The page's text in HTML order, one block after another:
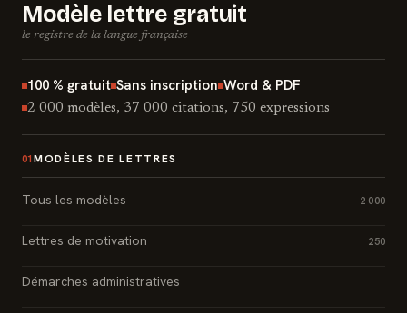
Modèle lettre gratuit
le registre de la langue française
100 % gratuit Sans inscription Word & PDF
2 000 modèles, 37 000 citations, 750 expressions
01 MODÈLES DE LETTRES
Tous les modèles 2 000
Lettres de motivation 250
Démarches administratives